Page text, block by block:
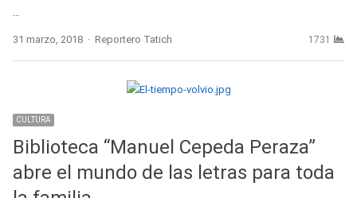
31 marzo, 2018 Author
Reportero Tatich 1731
CULTURA
Biblioteca “Manuel Cepeda Peraza”
abre el mundo de las letras para toda